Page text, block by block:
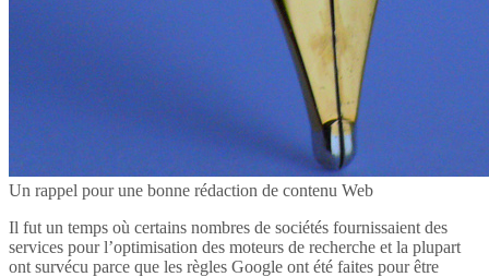
Un rappel pour une bonne rédaction de contenu Web
Il fut un temps où certains nombres de sociétés fournissaient des
services pour l’optimisation des moteurs de recherche et la plupart
ont survécu parce que les règles Google ont été faites pour être